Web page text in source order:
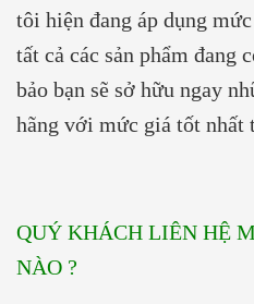
tôi hiện đang áp dụng
tất cả các sản phẩm đang
bảo bạn sẽ sở hữu ngay
hãng với mức giá tốt nhất
QUÝ KHÁCH LIÊN HỆ
NÀO ?